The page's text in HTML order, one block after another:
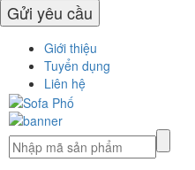
Giới thiệu
Tuyển dụng
Liên hệ